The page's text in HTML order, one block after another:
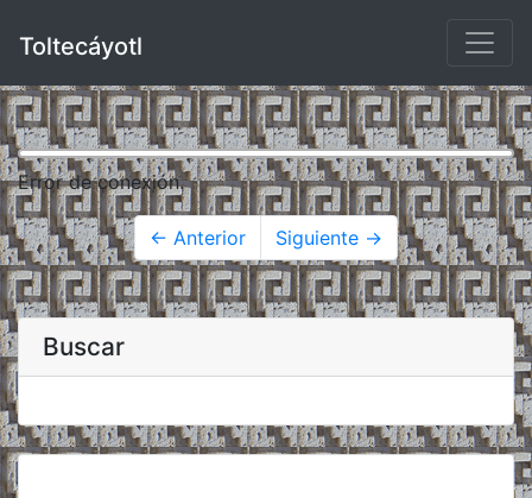
Toltecáyotl
Error de conexión.
← Anterior Siguiente →
Buscar